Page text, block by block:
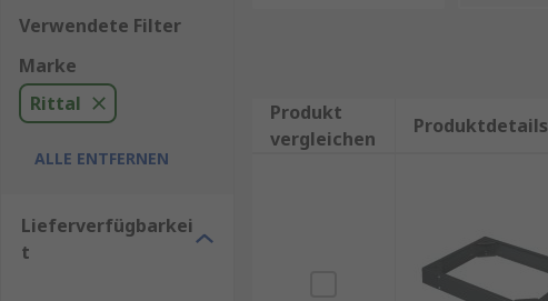
Verwendete Filter
Marke
Rittal
ALLE ENTFERNEN
Lieferverfügbarkei
t
Produkt
vergleichen
Produktdetails